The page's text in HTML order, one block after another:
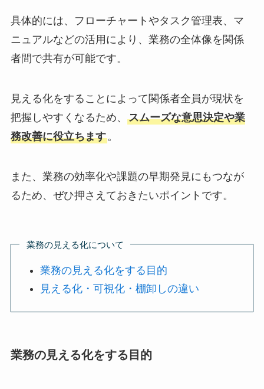
具体的には、フローチャートやタスク管理表、マ
ニュアルなどの活用により、業務の全体像を関係
者間で共有が可能です。
見える化をすることによって関係者全員が現状を
把握しやすくなるため、 スムーズな意思決定や業
務改善に役立ちます。
また、業務の効率化や課題の早期発見にもつなが
るため、ぜひ押さえておきたいポイントです。
業務の見える化について
業務の見える化をする目的
見える化・可視化・棚卸しの違い
業務の見える化をする目的